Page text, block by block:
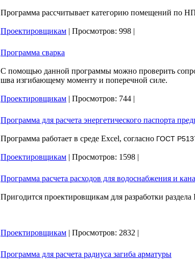
Программа рассчитывает категорию помещений по
Проектировщикам | Просмотров: 998 |
Программа сварка
С помощью данной программы можно проверить
шва изгибающему моменту и поперечной силе.
Проектировщикам | Просмотров: 744 |
Программа для расчета энергетического паспорта
Программа работает в среде Excel, согласно ГОСТ
Проектировщикам | Просмотров: 1598 |
Программа расчета расходов для водоснабжения и
Пригодится проектировщикам для разработки раздела
Проектировщикам | Просмотров: 2832 |
Программа для расчета радиуса загиба арматуры